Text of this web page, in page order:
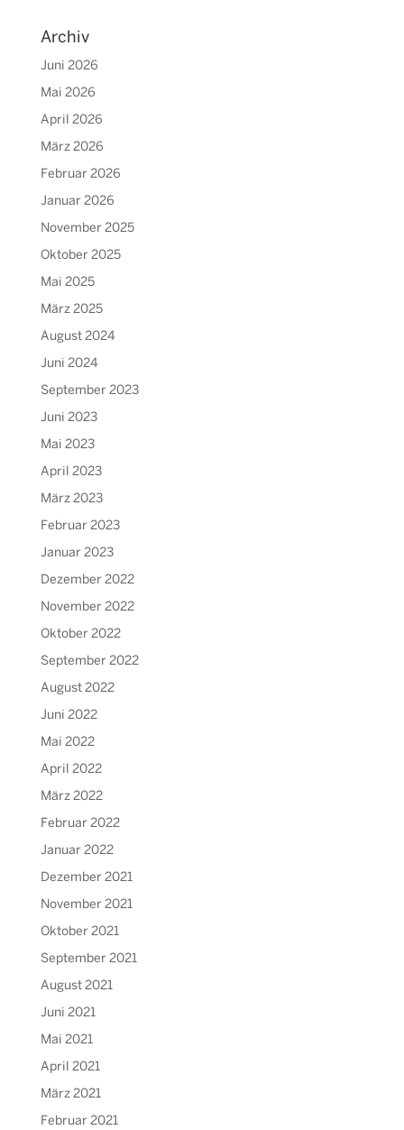
Archiv
Juni 2026
Mai 2026
April 2026
März 2026
Februar 2026
Januar 2026
November 2025
Oktober 2025
Mai 2025
März 2025
August 2024
Juni 2024
September 2023
Juni 2023
Mai 2023
April 2023
März 2023
Februar 2023
Januar 2023
Dezember 2022
November 2022
Oktober 2022
September 2022
August 2022
Juni 2022
Mai 2022
April 2022
März 2022
Februar 2022
Januar 2022
Dezember 2021
November 2021
Oktober 2021
September 2021
August 2021
Juni 2021
Mai 2021
April 2021
März 2021
Februar 2021